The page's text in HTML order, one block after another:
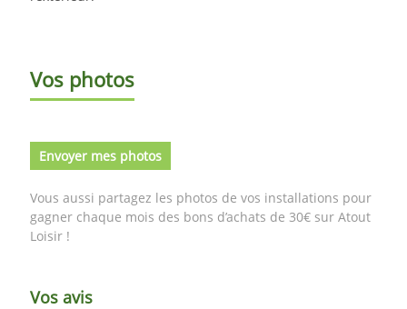
Vos photos
Envoyer mes photos
Vous aussi partagez les photos de vos installations pour
gagner chaque mois des bons d’achats de 30€ sur Atout
Loisir !
Vos avis